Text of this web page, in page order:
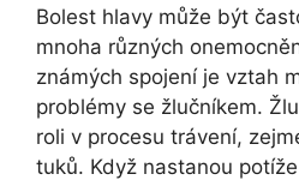
Bolest hlavy může být
mnoha různých
známých spojení je vztah
problémy se žlučníkem.
roli v procesu trávení,
tuků. Když nastanou